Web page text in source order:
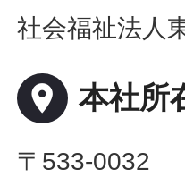
社会福祉法人
place 本社所
〒533-0032